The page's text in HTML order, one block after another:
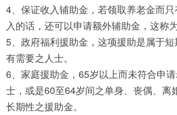
4、保证收入辅助金，若领取养老金而
入的话，还可以申请额外辅助金，这称
5、政府福利援助金，这项援助是属于
有需要之人士。
6、家庭援助金，65岁以上而未符合申
士，或是60至64岁间之单身、丧偶、离
长期性之援助金。